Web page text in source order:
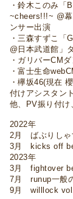
・鈴木このみ「
~cheers!!!~ @
ンサー出演
・三森すずこ「
@ 日本武道館」
・ガリバーCM
・富士生命
・欅坂46(現在
付けアシスタント
他、
PV振り付け
2022年
2月 ばぶりしゃ
3月
kicks off
2023年
3月fightover
7月runup一般
9月willlock